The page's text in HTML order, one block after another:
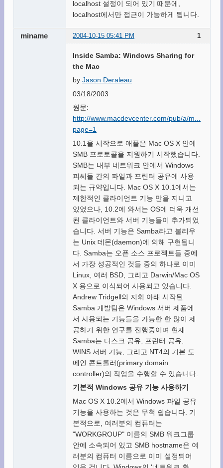
localhost 설정이 되어 있기 때문에,
localhost에서만 접근이 가능하게 됩니다.
1
miname 2004-10-15 05:41 PM
Inside Samba: Windows Sharing for
the Mac
by Jason Deraleau
03/18/2003
원문:
http://www.macdevcenter.com/pub/a/
page=1
10.1을 시작으로 애플은 Mac OS X 안에
SMB 프로토콜을 지원하기 시작했습니다.
SMB는 내부 네트워크 안에서 Windows
피씨들 간의 파일과 프린터 공유에 사용
되는 규약입니다. Mac OS X 10.1에서는
제한적인 클라이언트 기능 만을 지니고
있었으나, 10.2에 와서는 OS에 더욱 개선
된 클라이언트와 서버 기능들이 추가되었
습니다. 서버 기능은 Samba라고 불리우
는 Unix 데몬(daemon)에 의해 구현됩니
다. Samba는 오픈 소스 프로젝트들 중에
서 가장 성공적인 것들 중의 하나로 이미
Linux, 여러 BSD, 그리고 Darwin/Mac OS
X 용으로 이식되어 사용되고 있습니다.
Andrew Tridgell의 지휘 아래 시작된
Samba 개발팀은 Windows 서버 제품에
서 사용되는 기능들을 가능한 한 많이 제
공하기 위한 연구를 진행중이며 현재
Samba는 디스크 공유, 프린터 공유,
WINS 서버 기능, 그리고 NT4의 기본 도
메인 콘트롤러(primary domain
controller)의 작업을 수행할 수 있습니다.
기본적 Windows 공유 기능 사용하기
Mac OS X 10.2에서 Windows 파일 공유
기능을 사용하는 것은 무척 쉽습니다. 기
본적으로, 여러분의 컴퓨터는
"WORKGROUP" 이름의 SMB 워크그룹
안에 소속되어 있고 SMB hostname은 여
러분의 컴퓨터 이름으로 이미 설정되어